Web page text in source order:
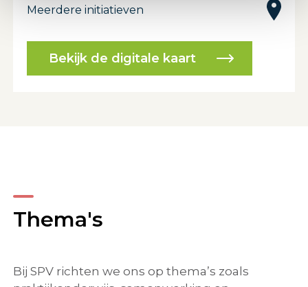
Meerdere initiatieven
Bekijk de digitale kaart
Thema's
Bij SPV richten we ons op thema’s zoals